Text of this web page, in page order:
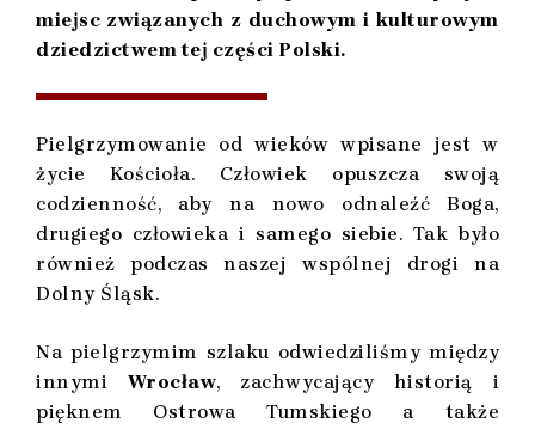
miejsc związanych z duchowym i kulturowym
dziedzictwem tej części Polski.
Pielgrzymowanie od wieków wpisane jest w
życie Kościoła. Człowiek opuszcza swoją
codzienność, aby na nowo odnaleźć Boga,
drugiego człowieka i samego siebie. Tak było
również podczas naszej wspólnej drogi na
Dolny Śląsk.
Na pielgrzymim szlaku odwiedziliśmy między
innymi Wrocław, zachwycający historią i
pięknem Ostrowa Tumskiego a także